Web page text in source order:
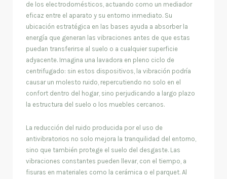
de los electrodomésticos, actuando como un mediador
eficaz entre el aparato y su entorno inmediato. Su
ubicación estratégica en las bases ayuda a absorber la
energía que generan las vibraciones antes de que estas
puedan transferirse al suelo o a cualquier superficie
adyacente. Imagina una lavadora en pleno ciclo de
centrifugado: sin estos dispositivos, la vibración podría
causar un molesto ruido, repercutiendo no solo en el
confort dentro del hogar, sino perjudicando a largo plazo
la estructura del suelo o los muebles cercanos.
La reducción del ruido producida por el uso de
antivibratorios no solo mejora la tranquilidad del entorno,
sino que también protege el suelo del desgaste. Las
vibraciones constantes pueden llevar, con el tiempo, a
fisuras en materiales como la cerámica o el parquet. Al